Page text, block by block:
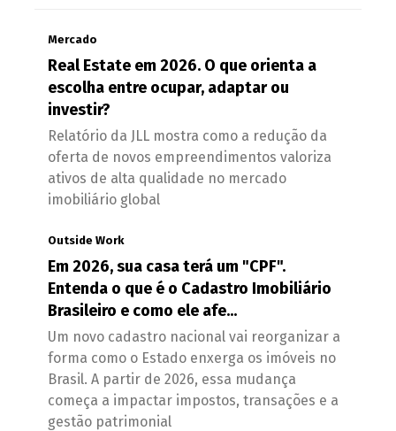
Mercado
Real Estate em 2026. O que orienta a
escolha entre ocupar, adaptar ou
investir?
Relatório da JLL mostra como a redução da
oferta de novos empreendimentos valoriza
ativos de alta qualidade no mercado
imobiliário global
Outside Work
Em 2026, sua casa terá um "CPF".
Entenda o que é o Cadastro Imobiliário
Brasileiro e como ele afe...
Um novo cadastro nacional vai reorganizar a
forma como o Estado enxerga os imóveis no
Brasil. A partir de 2026, essa mudança
começa a impactar impostos, transações e a
gestão patrimonial